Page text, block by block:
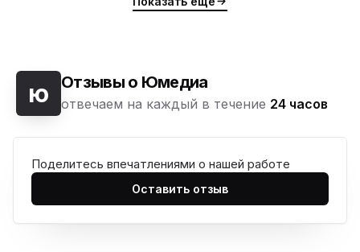
ю Отзывы о Юмедиа
отвечаем на каждый в течение 24 часов
Поделитесь впечатлениями о нашей работе
Оставить отзыв